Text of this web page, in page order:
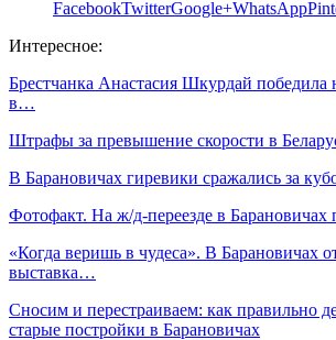
FacebookTwitterGoogle+WhatsApp
Интересное:
Брестчанка Анастасия Шкурдай
в…
Штрафы за превышение скорости в
В Барановичах гиревики сражались за
Фотофакт. На ж/д-переезде в
«Когда веришь в чудеса». В Барановичах
выставка…
Сносим и перестраиваем: как правильно
старые постройки в Барановичах